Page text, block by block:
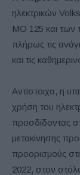
ηλεκτρικών
MO 125 και
πλήρως τις
και τις
Αντίστοιχα, η
χρήση του
προσδίδοντας
μετακίνησης
προορισμούς
2022, στον